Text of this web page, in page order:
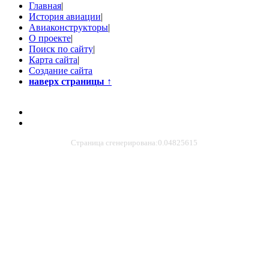
Главная|
История авиации|
Авиаконструкторы|
О проекте|
Поиск по сайту|
Карта сайта|
Создание сайта
наверх страницы ↑
Страница сгенерирована:0.04825615